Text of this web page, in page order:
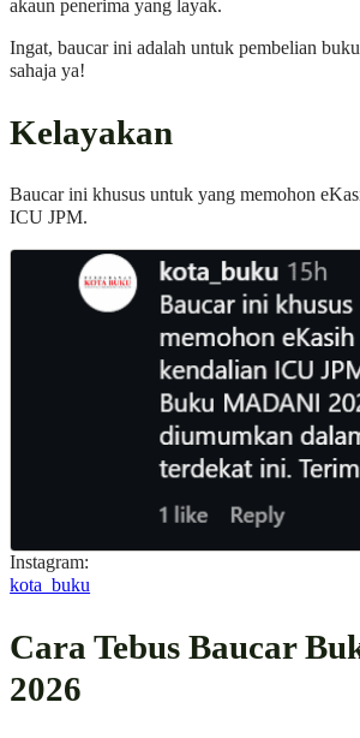
akaun penerima yang layak.
Ingat, baucar ini adalah untuk pembelian
sahaja ya!
Kelayakan
Baucar ini khusus untuk yang memohon
ICU JPM.
Instagram:
kota_buku
Cara Tebus Baucar
2026